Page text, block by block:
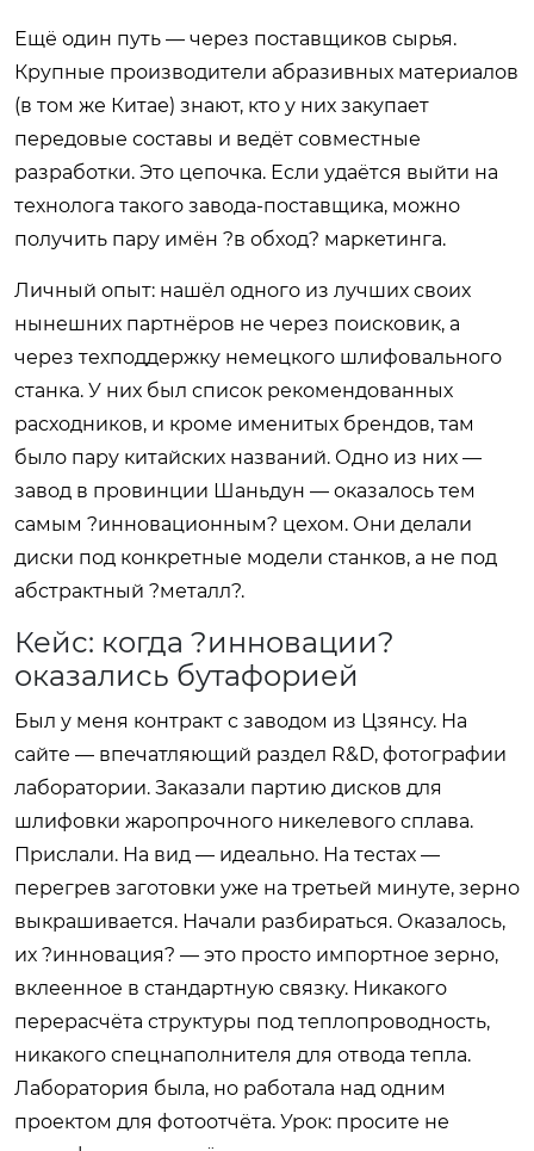
Ещё один путь — через поставщиков сырья.
Крупные производители абразивных материалов
(в том же Китае) знают, кто у них закупает
передовые составы и ведёт совместные
разработки. Это цепочка. Если удаётся выйти на
технолога такого завода-поставщика, можно
получить пару имён ?в обход? маркетинга.
Личный опыт: нашёл одного из лучших своих
нынешних партнёров не через поисковик, а
через техподдержку немецкого шлифовального
станка. У них был список рекомендованных
расходников, и кроме именитых брендов, там
было пару китайских названий. Одно из них —
завод в провинции Шаньдун — оказалось тем
самым ?инновационным? цехом. Они делали
диски под конкретные модели станков, а не под
абстрактный ?металл?.
Кейс: когда ?инновации?
оказались бутафорией
Был у меня контракт с заводом из Цзянсу. На
сайте — впечатляющий раздел R&D, фотографии
лаборатории. Заказали партию дисков для
шлифовки жаропрочного никелевого сплава.
Прислали. На вид — идеально. На тестах —
перегрев заготовки уже на третьей минуте, зерно
выкрашивается. Начали разбираться. Оказалось,
их ?инновация? — это просто импортное зерно,
вклеенное в стандартную связку. Никакого
перерасчёта структуры под теплопроводность,
никакого спецнаполнителя для отвода тепла.
Лаборатория была, но работала над одним
проектом для фотоотчёта. Урок: просите не